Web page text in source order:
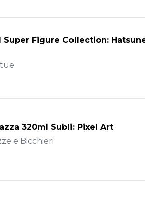
Super Figure Collection:
320ml Subli: Pixel Art
e Bicchieri